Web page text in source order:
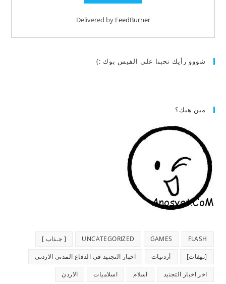
Delivered by FeedBurner
شووو رأيك تحبنا على الفيس بوك :)
مين هيك؟
FLASH
GAMES
UNCATEGORIZED [ جـذاب ]
[نهفات] أردنيات اخبار التجنيد في الدفاع المدني الاردني
اخر اخبار التجنيد اسلام اسلاميات الاردن